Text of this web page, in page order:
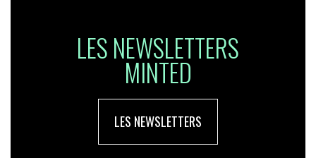
LES NEWSLETTERS
MINTED
LES NEWSLETTERS